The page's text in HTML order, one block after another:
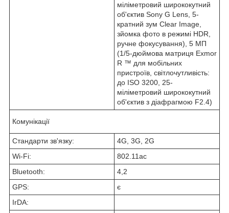
міліметровий ширококутний
об'єктив Sony G Lens, 5-
кратний зум Clear Image,
зйомка фото в режимі HDR,
ручне фокусування), 5 МП
(1/5-дюймова матриця Exmor
R ™ для мобільних
пристроїв, світлочутливість:
до ISO 3200, 25-
міліметровий ширококутний
об'єктив з діафрагмою F2.4)
Комунікації
Стандарти зв'язку:
4G, 3G, 2G
Wi-Fi:
802.11ac
Bluetooth:
4,2
GPS:
є
IrDA: